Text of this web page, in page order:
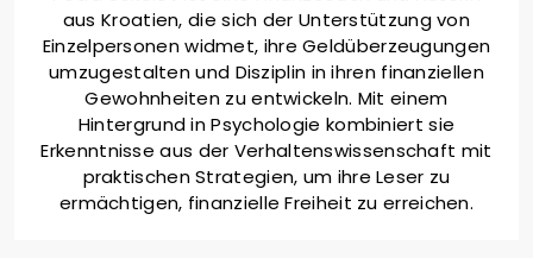
aus Kroatien, die sich der Unterstützung von
Einzelpersonen widmet, ihre Geldüberzeugungen
umzugestalten und Disziplin in ihren finanziellen
Gewohnheiten zu entwickeln. Mit einem
Hintergrund in Psychologie kombiniert sie
Erkenntnisse aus der Verhaltenswissenschaft mit
praktischen Strategien, um ihre Leser zu
ermächtigen, finanzielle Freiheit zu erreichen.